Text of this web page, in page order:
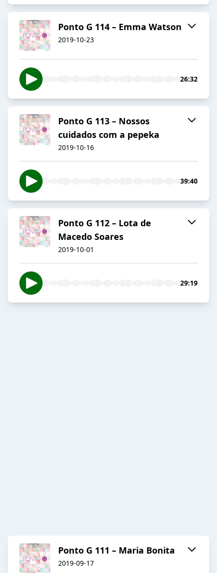
Ponto G 114 – Emma Watson
2019-10-23
26:32
Ponto G 113 – Nossos
cuidados com a pepeka
2019-10-16
39:40
Ponto G 112 – Lota de
Macedo Soares
2019-10-01
29:19
Ponto G 111 – Maria Bonita
2019-09-17